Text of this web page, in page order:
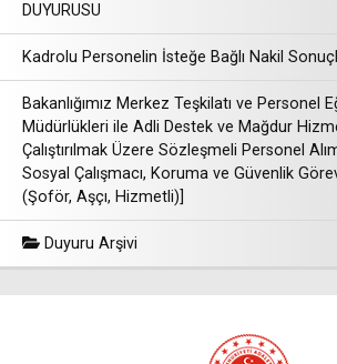
DUYURUSU
Kadrolu Personelin İsteğe Bağlı Nakil
Bakanlığımız Merkez Teşkilatı ve Personel
Müdürlükleri ile Adli Destek ve Mağdur
Çalıştırılmak Üzere Sözleşmeli Personel
Sosyal Çalışmacı, Koruma ve Güvenlik
(Şoför, Aşçı, Hizmetli)]
Duyuru Arşivi